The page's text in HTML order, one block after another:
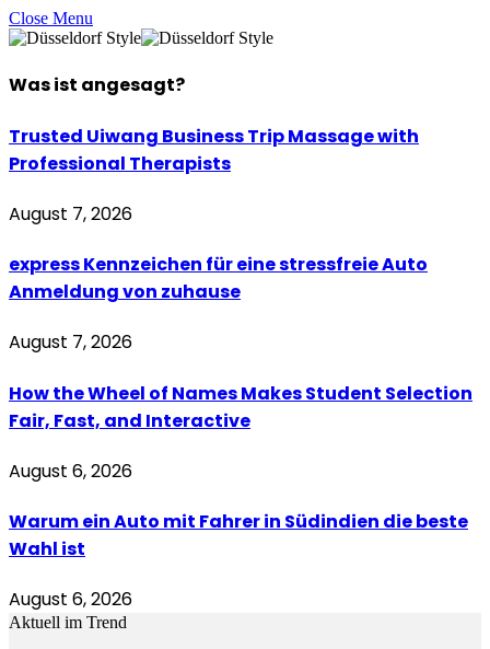
Close Menu
Was ist angesagt?
Trusted Uiwang Business Trip Massage with
Professional Therapists
August 7, 2026
express Kennzeichen für eine stressfreie Auto
Anmeldung von zuhause
August 7, 2026
How the Wheel of Names Makes Student Selection
Fair, Fast, and Interactive
August 6, 2026
Warum ein Auto mit Fahrer in Südindien die beste
Wahl ist
August 6, 2026
Aktuell im Trend